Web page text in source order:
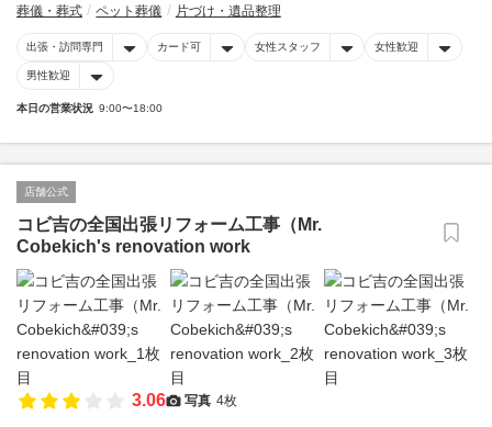
葬儀・葬式 ペット葬儀 片づけ・遺品整理
出張・訪問専門 カード可 女性スタッフ 女性歓迎
男性歓迎
本日の営業状況 9:00〜18:00
店舗公式
コビ吉の全国出張リフォーム工事（Mr.
Cobekich's renovation work
3.06 写真 4枚